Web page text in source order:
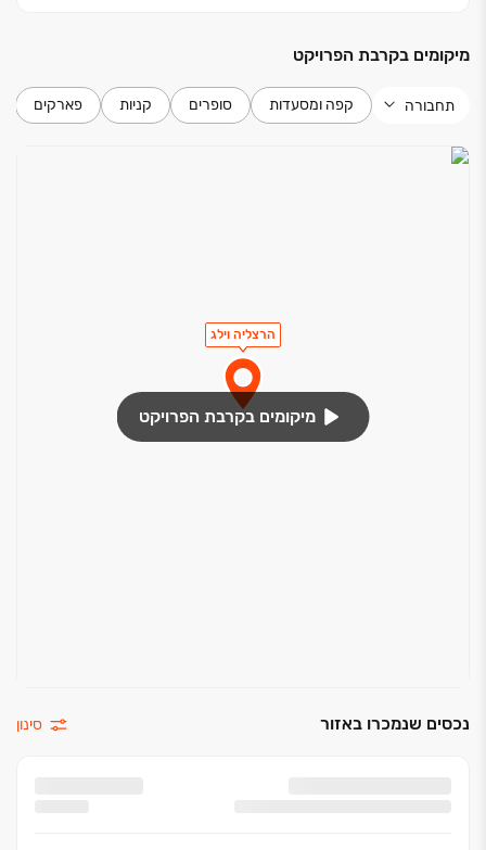
נבחר ועוצב כדי ליצור תחושה של רוגע ושייכות ‏– מקום שבו
תוכלו להתאמן, להירגע, לשבת עם חברים או לקרוא ספר
בשקט, כל יום מחדש.‏| בכפוף לתנאי החברה ‏| ט.ל.ח
מיקומים בקרבת הפרויקט
תחבורה קפה ומסעדות סופרים קניות פארקים
הרצליה וילג
מיקומים בקרבת הפרויקט
נכסים שנמכרו באזור סינון